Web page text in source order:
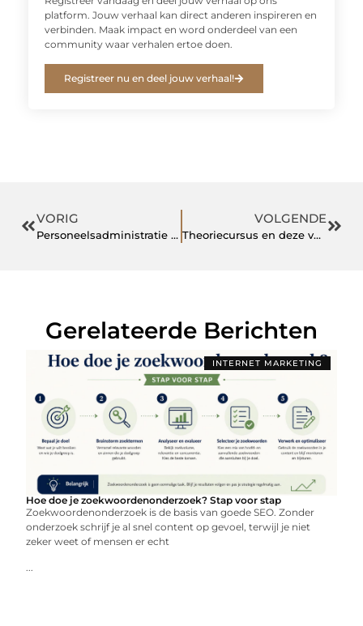
platform. Jouw verhaal kan direct anderen inspireren en
verbinden. Maak impact en word onderdeel van een
community waar verhalen ertoe doen.
Registreer nu en deel jouw verhaal!
VORIG
Personeelsadministratie inrichten
VOLGENDE
Theoriecursus en deze vervolgens afleggen bij CBR barendrecht.
Gerelateerde Berichten
INTERNET MARKETING
Hoe doe je zoekwoordenonderzoek? Stap voor stap
Zoekwoordenonderzoek is de basis van goede SEO. Zonder
onderzoek schrijf je al snel content op gevoel, terwijl je niet
zeker weet of mensen er echt
...